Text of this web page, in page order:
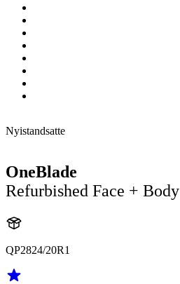
Nyistandsatte
OneBlade
Refurbished Face + Body
QP2824/20R1